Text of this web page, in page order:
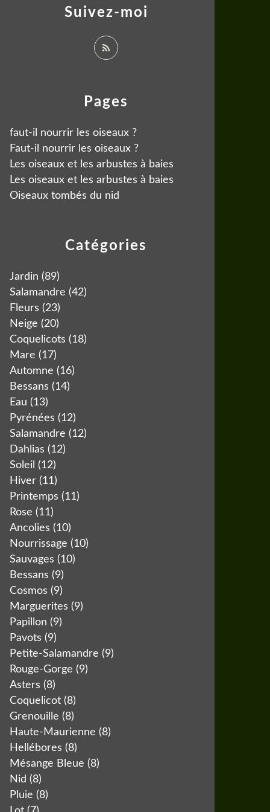
Catégories
Jardin (89)
Salamandre (42)
Fleurs (23)
Neige (20)
Coquelicots (18)
Mare (17)
Automne (16)
Bessans (14)
Eau (13)
Pyrénées (12)
Salamandre (12)
Dahlias (12)
Soleil (12)
Hiver (11)
Printemps (11)
Rose (11)
Ancolies (10)
Nourrissage (10)
Sauvages (10)
Bessans (9)
Cosmos (9)
Marguerites (9)
Papillon (9)
Pavots (9)
Petite-Salamandre (9)
Rouge-Gorge (9)
Asters (8)
Coquelicot (8)
Grenouille (8)
Haute-Maurienne (8)
Hellébores (8)
Mésange Bleue (8)
Nid (8)
Pluie (8)
Pages
faut-il nourrir les oiseaux ?
Faut-il nourrir les oiseaux ?
Les oiseaux et les arbustes à baies
Les oiseaux et les arbustes à baies
Oiseaux tombés du nid
Suivez-moi